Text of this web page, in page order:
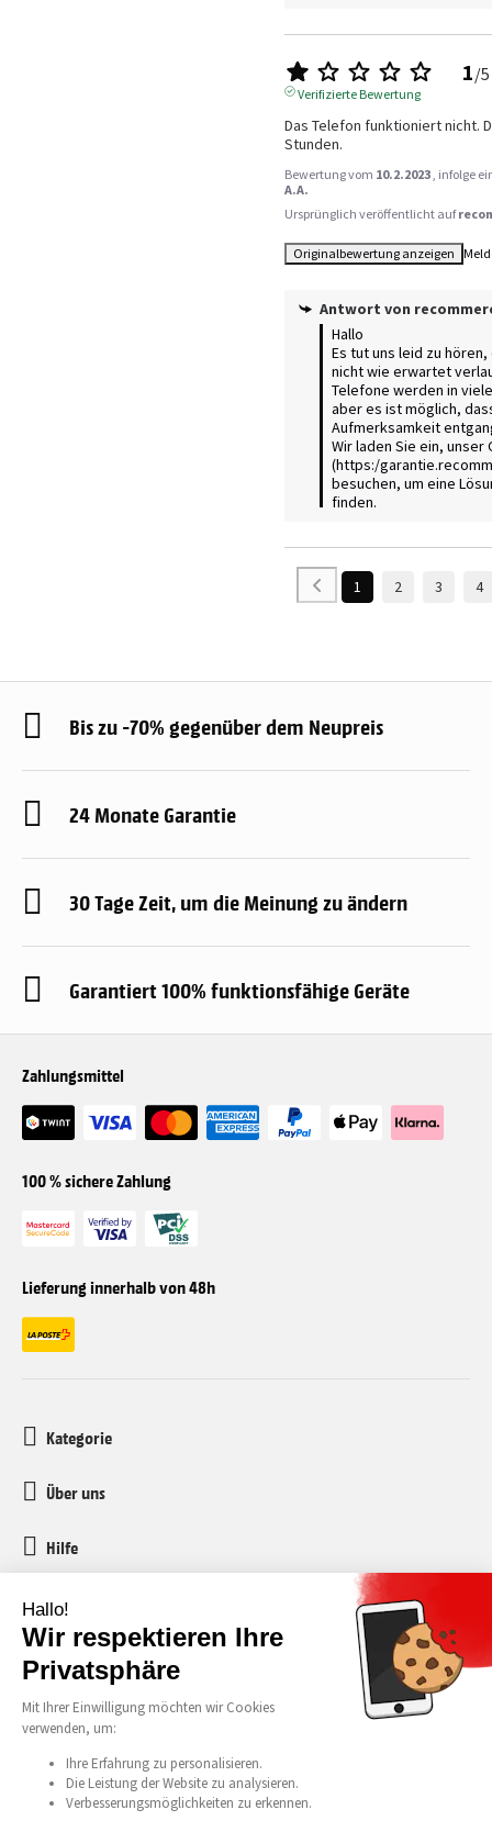
1/5
Verifizierte Bewertung
Das Telefon funktioniert nicht.
Stunden.
Bewertung vom 10.2.2023 , infolge
A.A.
Ursprünglich veröffentlicht auf
Originalbewertung anzeigen
Antwort von
Hallo
Es tut uns leid zu
nicht wie erwartet
Telefone werden in
aber es ist möglich,
Aufmerksamkeit
Wir laden Sie ein, unser
(https:/
besuchen, um eine
finden.
1 2 3 4
Bis zu -70% gegenüber dem Neupreis
24 Monate Garantie
30 Tage Zeit, um die Meinung zu ändern
Garantiert 100% funktionsfähige Geräte
Zahlungsmittel
100 % sichere Zahlung
Lieferung innerhalb von 48h
Kategorie
Über uns
Hilfe
Kundenservice
media-markt-refurbished@recommerce.com
Montag-Freitag 08:00-17:00